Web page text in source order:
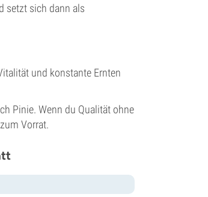
setzt sich dann als
und konstante Ernten
Pinie. Wenn du Qualität ohne
Vorrat.